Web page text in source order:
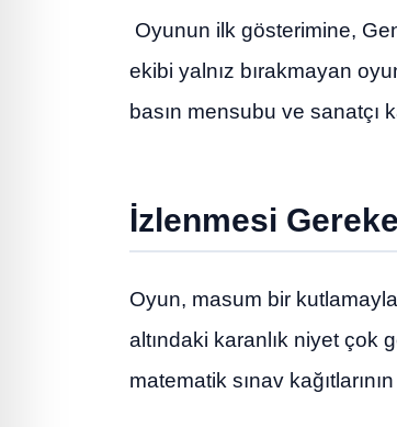
Oyunun ilk gösterimine,
ekibi yalnız bırakmayan
basın mensubu ve sanatçı
İzlenmesi
Oyun, masum bir
altındaki karanlık niyet çok
matematik sınav